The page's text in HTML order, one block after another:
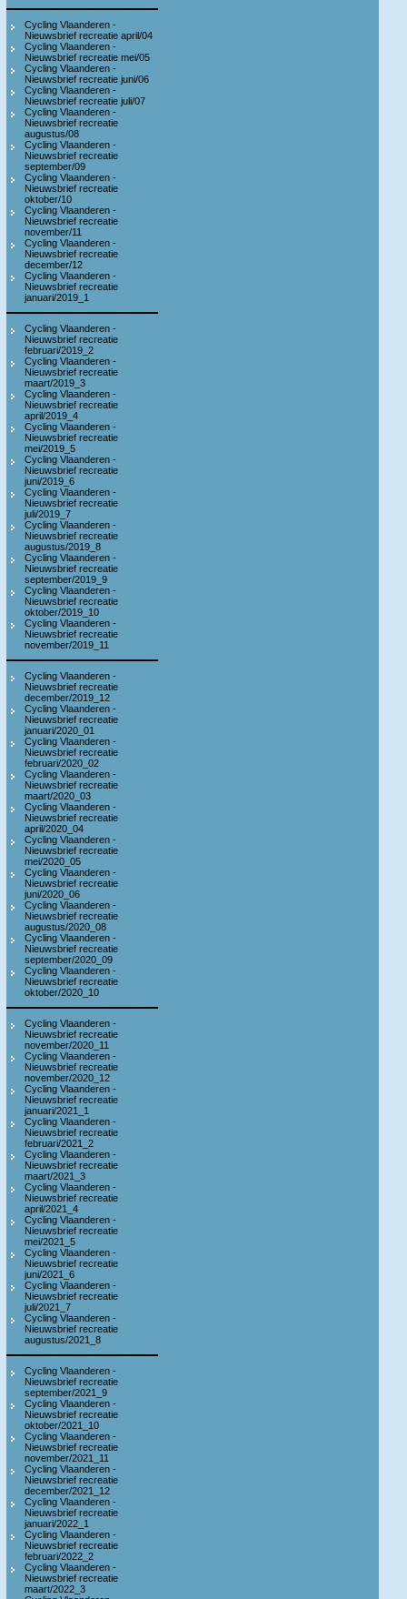
Cycling Vlaanderen -
Nieuwsbrief recreatie april/04
Cycling Vlaanderen -
Nieuwsbrief recreatie mei/05
Cycling Vlaanderen -
Nieuwsbrief recreatie juni/06
Cycling Vlaanderen -
Nieuwsbrief recreatie juli/07
Cycling Vlaanderen -
Nieuwsbrief recreatie
augustus/08
Cycling Vlaanderen -
Nieuwsbrief recreatie
september/09
Cycling Vlaanderen -
Nieuwsbrief recreatie
oktober/10
Cycling Vlaanderen -
Nieuwsbrief recreatie
november/11
Cycling Vlaanderen -
Nieuwsbrief recreatie
december/12
Cycling Vlaanderen -
Nieuwsbrief recreatie
januari/2019_1
Cycling Vlaanderen -
Nieuwsbrief recreatie
februari/2019_2
Cycling Vlaanderen -
Nieuwsbrief recreatie
maart/2019_3
Cycling Vlaanderen -
Nieuwsbrief recreatie
april/2019_4
Cycling Vlaanderen -
Nieuwsbrief recreatie
mei/2019_5
Cycling Vlaanderen -
Nieuwsbrief recreatie
juni/2019_6
Cycling Vlaanderen -
Nieuwsbrief recreatie
juli/2019_7
Cycling Vlaanderen -
Nieuwsbrief recreatie
augustus/2019_8
Cycling Vlaanderen -
Nieuwsbrief recreatie
september/2019_9
Cycling Vlaanderen -
Nieuwsbrief recreatie
oktober/2019_10
Cycling Vlaanderen -
Nieuwsbrief recreatie
november/2019_11
Cycling Vlaanderen -
Nieuwsbrief recreatie
december/2019_12
Cycling Vlaanderen -
Nieuwsbrief recreatie
januari/2020_01
Cycling Vlaanderen -
Nieuwsbrief recreatie
februari/2020_02
Cycling Vlaanderen -
Nieuwsbrief recreatie
maart/2020_03
Cycling Vlaanderen -
Nieuwsbrief recreatie
april/2020_04
Cycling Vlaanderen -
Nieuwsbrief recreatie
mei/2020_05
Cycling Vlaanderen -
Nieuwsbrief recreatie
juni/2020_06
Cycling Vlaanderen -
Nieuwsbrief recreatie
augustus/2020_08
Cycling Vlaanderen -
Nieuwsbrief recreatie
september/2020_09
Cycling Vlaanderen -
Nieuwsbrief recreatie
oktober/2020_10
Cycling Vlaanderen -
Nieuwsbrief recreatie
november/2020_11
Cycling Vlaanderen -
Nieuwsbrief recreatie
november/2020_12
Cycling Vlaanderen -
Nieuwsbrief recreatie
januari/2021_1
Cycling Vlaanderen -
Nieuwsbrief recreatie
februari/2021_2
Cycling Vlaanderen -
Nieuwsbrief recreatie
maart/2021_3
Cycling Vlaanderen -
Nieuwsbrief recreatie
april/2021_4
Cycling Vlaanderen -
Nieuwsbrief recreatie
mei/2021_5
Cycling Vlaanderen -
Nieuwsbrief recreatie
juni/2021_6
Cycling Vlaanderen -
Nieuwsbrief recreatie
juli/2021_7
Cycling Vlaanderen -
Nieuwsbrief recreatie
augustus/2021_8
Cycling Vlaanderen -
Nieuwsbrief recreatie
september/2021_9
Cycling Vlaanderen -
Nieuwsbrief recreatie
oktober/2021_10
Cycling Vlaanderen -
Nieuwsbrief recreatie
november/2021_11
Cycling Vlaanderen -
Nieuwsbrief recreatie
december/2021_12
Cycling Vlaanderen -
Nieuwsbrief recreatie
januari/2022_1
Cycling Vlaanderen -
Nieuwsbrief recreatie
februari/2022_2
Cycling Vlaanderen -
Nieuwsbrief recreatie
maart/2022_3